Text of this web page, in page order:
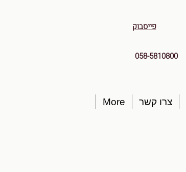
פייסבוק
058-5810800
צרו קשר More